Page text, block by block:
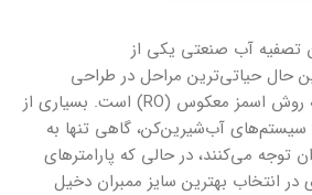
تصفیه آب صنعتی یکی از
حال حیاتی‌ترین مراحل در طراحی
سیستم‌های تصفیه آب به روش اسمز معکوس (RO) است. بسیاری از
آب‌شیرین‌کن، گاهی تنها به
توجه می‌کنند، در حالی که پارامترهای
در انتخاب بهترین سایز ممبران دخیل